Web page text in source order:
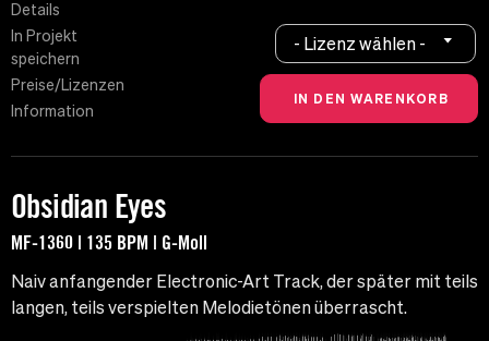
Details
In Projekt
speichern
Preise/Lizenzen
Information
- Lizenz wählen -
Obsidian Eyes
MF-1360 | 135 BPM | G-Moll
Naiv anfangender Electronic-Art Track, der später mit teils
langen, teils verspielten Melodietönen überrascht.